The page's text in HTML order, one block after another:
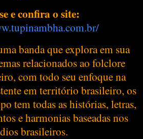
e confira o site:
banda que explora em sua
relacionados ao folclore
com todo seu enfoque na
em território brasileiro, os
tem todas as histórias, letras,
e harmonias baseadas nos
brasileiros.